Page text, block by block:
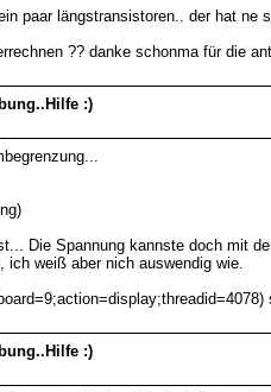
paar längstransistoren.. der hat ne
?? danke schonma für die
:)
Die Spannung kannste doch mit
weiß aber nich auswendig wie.
:)